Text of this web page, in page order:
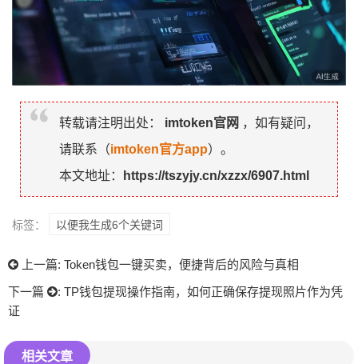
转载请注明出处： imtoken官网 ，如有疑问，
请联系（imtoken官方app）。
本文地址：
https://tszyjy.cn/xzzx/6907.html
标签： 以便我生成6个关键词
上一篇: Token钱包一键买卖，便捷背后的风险与真相
下一篇
: TP钱包提现操作指南，如何正确保存提现照片作为凭
证
相关文章